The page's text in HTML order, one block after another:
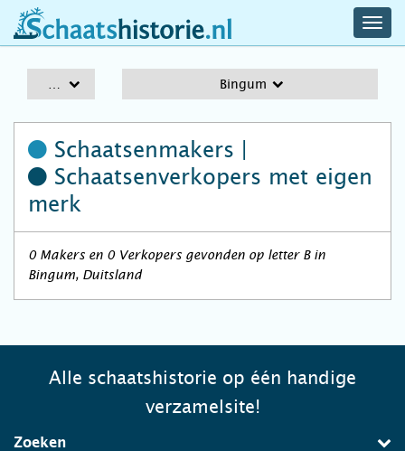
schaatshistorie.nl
Bingum
Schaatsenmakers |
Schaatsenverkopers met eigen
merk
0 Makers en 0 Verkopers gevonden op letter B in
Bingum, Duitsland
Alle schaatshistorie op één handige
verzamelsite!
Zoeken